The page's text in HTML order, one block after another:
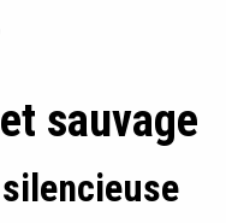
sauvage